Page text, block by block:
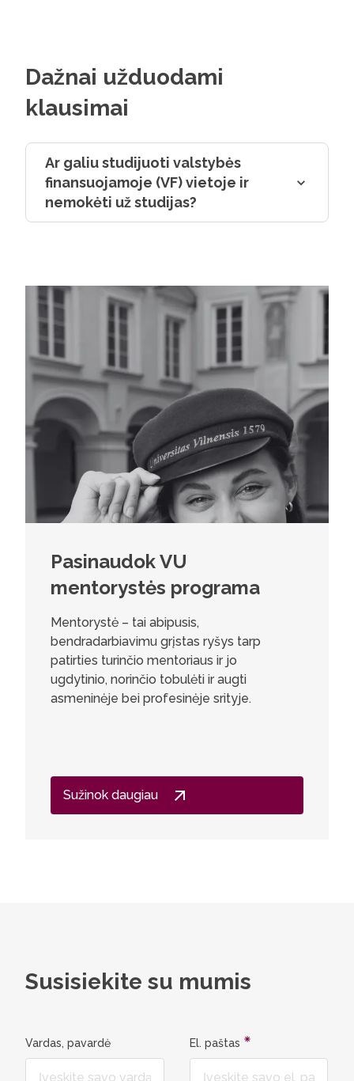
Dažnai užduodami
klausimai
Ar galiu studijuoti valstybės
finansuojamoje (VF) vietoje ir
nemokėti už studijas?
Pasinaudok VU
mentorystės programa
Mentorystė – tai abipusis,
bendradarbiavimu grįstas ryšys tarp
patirties turinčio mentoriaus ir jo
ugdytinio, norinčio tobulėti ir augti
asmeninėje bei profesinėje srityje.
Sužinok daugiau
Susisiekite su mumis
Vardas, pavardė El. paštas